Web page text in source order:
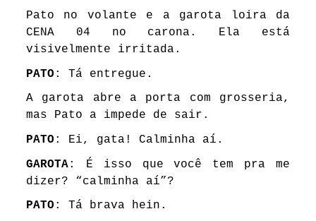
Pato no volante e a garota loira da
CENA 04 no carona. Ela está
visivelmente irritada.
PATO : Tá entregue.
A garota abre a porta com grosseria,
mas Pato a impede de sair.
PATO : Ei, gata! Calminha aí.
GAROTA: É isso que você tem pra me
dizer? “calminha aí”?
PATO : Tá brava hein.